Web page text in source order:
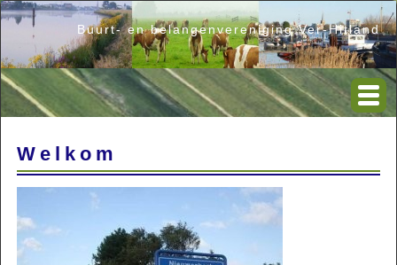
Buurt- en belangenvereniging Ver-Hitland
Welkom